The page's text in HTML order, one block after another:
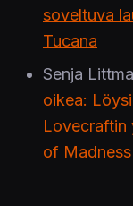
soveltuva
Tucana
Senja
oikea:
Lovecraftin
of Madness